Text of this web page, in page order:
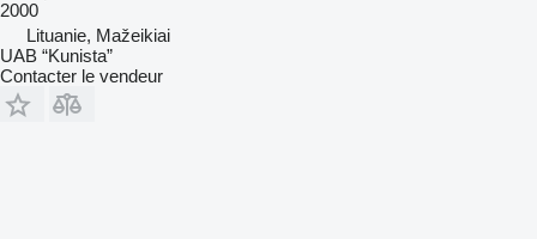
2000
Lituanie, Mažeikiai
UAB “Kunista”
Contacter le vendeur